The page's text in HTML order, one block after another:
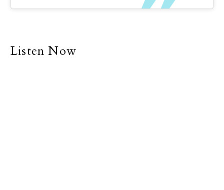
Listen Now